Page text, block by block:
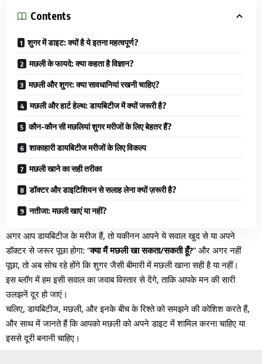
Contents
शुगर में डाइट: क्यों है ये इतना महत्वपूर्ण?
मछली के फायदे: क्या कहता है विज्ञान?
मछली और शुगर: क्या सावधानियां रखनी चाहिए?
मछली और हार्ट हेल्थ: डायबिटीज में क्यों जरूरी है?
कौन-कौन सी मछलियां शुगर मरीजों के लिए बेहतर हैं?
शाकाहारी डायबिटीज मरीजों के लिए विकल्प
मछली खाने का सही तरीका
डॉक्टर और डाइटिशियन से सलाह लेना क्यों ज़रूरी है?
नतीजा: मछली खाएं या नहीं?
अगर आप डायबिटीज के मरीज हैं, तो यकीनन आपने ये सवाल खुद से या अपने
डॉक्टर से जरूर पूछा होगा: “क्या मैं मछली खा सकता/सकती हूँ?” और अगर नहीं
पूछा, तो अब सोच रहे होंगे कि शुगर जैसी बीमारी में मछली खाना सही है या नहीं।
इस ब्लॉग में हम इसी सवाल का जवाब विस्तार से देंगे, ताकि आपके मन की सारी
उलझनें दूर हो जाएं।
चलिए, डायबिटीज, मछली, और इनके बीच के रिश्ते को समझने की कोशिश करते हैं,
और साथ में जानते हैं कि आपको मछली को अपने डाइट में शामिल करना चाहिए या
इससे दूरी बनानी चाहिए।